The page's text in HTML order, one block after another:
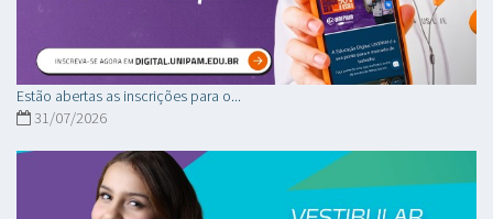
Estão abertas as inscrições para o...
31/07/2026